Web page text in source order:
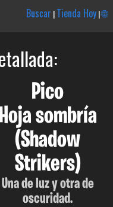
Buscar |Tienda Hoy|🌐
Pico
Hoja sombría
(Shadow
Strikers)
Una de luz y otra de
oscuridad.